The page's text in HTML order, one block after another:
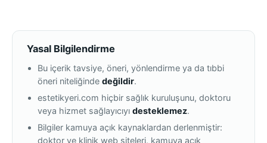
Yasal Bilgilendirme
Bu içerik tavsiye, öneri, yönlendirme ya da tıbbi
öneri niteliğinde değildir.
estetikyeri.com hiçbir sağlık kuruluşunu, doktoru
veya hizmet sağlayıcıyı desteklemez.
Bilgiler kamuya açık kaynaklardan derlenmiştir:
doktor ve klinik web siteleri, kamuya açık